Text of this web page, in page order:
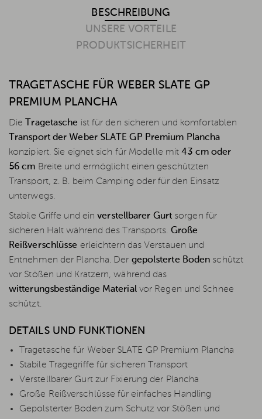
BESCHREIBUNG
UNSERE VORTEILE
PRODUKTSICHERHEIT
TRAGETASCHE FÜR WEBER SLATE GP
PREMIUM PLANCHA
Die Tragetasche ist für den sicheren und komfortablen
Transport der Weber SLATE GP Premium Plancha
konzipiert. Sie eignet sich für Modelle mit43 cm oder
56 cm Breite und ermöglicht einen geschützten
Transport, z. B. beim Camping oder für den Einsatz
unterwegs.
Stabile Griffe und einverstellbarer Gurtsorgen für
sicheren Halt während des Transports. Große
Reißverschlüsse erleichtern das Verstauen und
Entnehmen der Plancha. Der gepolsterte Boden schützt
vor Stößen und Kratzern, während das
witterungsbeständige Materialvor Regen und Schnee
schützt.
DETAILS UND FUNKTIONEN
Tragetasche für Weber SLATE GP Premium Plancha
Stabile Tragegriffe für sicheren Transport
Verstellbarer Gurt zur Fixierung der Plancha
Große Reißverschlüsse für einfaches Handling
Gepolsterter Boden zum Schutz vor Stößen und